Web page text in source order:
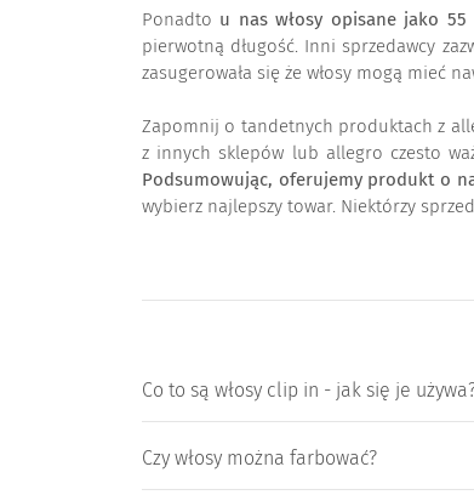
Ponadto u nas włosy opisane jako 55
pierwotną długość. Inni sprzedawcy
zasugerowała się że włosy mogą mieć
Zapomnij o tandetnych produktach z
z innych sklepów lub allegro czesto
Podsumowując, oferujemy produkt o
wybierz najlepszy towar. Niektórzy
Co to są włosy clip in - jak się je
Czy włosy można farbować?